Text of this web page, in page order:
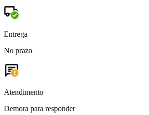
Entrega
No prazo
Atendimento
Demora para responder